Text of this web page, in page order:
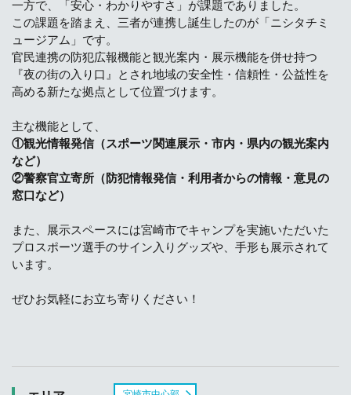
一方で、「安心・わかりやすさ」が課題でありました。
この課題を踏まえ、三者が連携し誕生したのが「ニシタチミ
ュージアム」です。
官民連携の防犯広報機能と観光案内・展示機能を併せ持つ
『夜の街の入り口』とされ地域の安全性・信頼性・公益性を
高める新たな拠点として位置づけます。
主な機能として、
①観光情報発信（スポーツ関連展示・市内・県内の観光案内
など）
②警察官立寄所（防犯情報発信・利用者からの情報・意見の
窓口など）
また、展示スペースには宮崎市でキャンプを実施いただいた
プロスポーツ選手のサイン入りグッズや、手形も展示されて
います。
ぜひお気軽にお立ち寄りください！